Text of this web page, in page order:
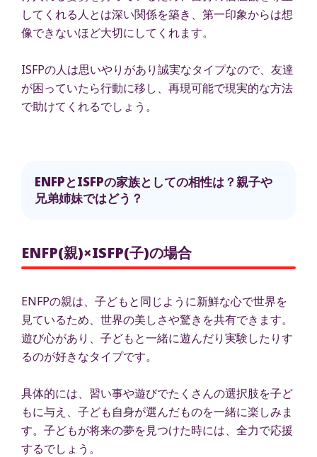
してくれる人とは深い関係を築き、第一印象からは想
像できないほど大切にしてくれます。
ISFPの人は思いやりがあり誠実なタイプなので、友達
が困っていたら行動に移し、再現可能で現実的な方法
で助けてくれるでしょう。
ENFPとISFPの家族としての相性は？親子や
兄弟姉妹ではどう？
ENFP(親)×ISFP(子)の場合
ENFPの親は、子どもと同じように新鮮な心で世界を
見ているため、世界の美しさや驚きを共有できます。
遊び心があり、子どもと一緒に遊んだり実験したりす
るのが好きなタイプです。
具体的には、習い事や遊びでたくさんの選択肢を子ど
もに与え、子ども自身が選んだものを一緒に楽しみま
す。子どもが将来の夢を見つけた時には、全力で応援
するでしょう。